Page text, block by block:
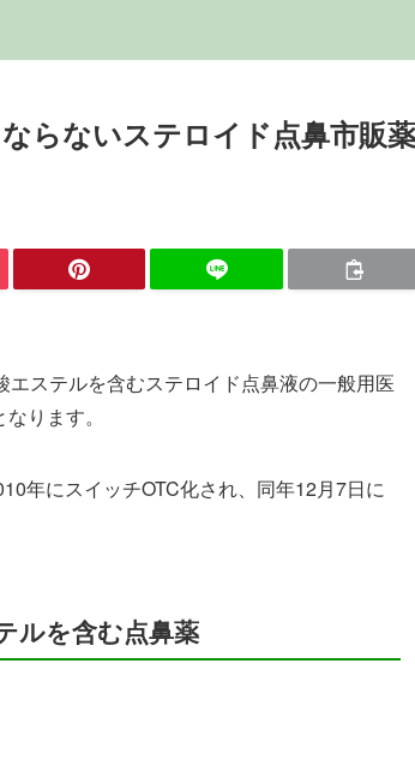
らないステロイド点鼻市販薬
ステルを含むステロイド点鼻液の一般用医
ります。
年にスイッチOTC化され、同年12月7日に
ルを含む点鼻薬